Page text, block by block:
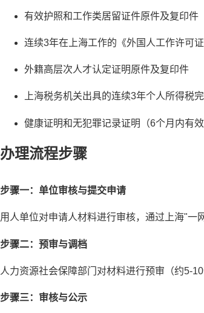
有效护照和工作类居留证件原件及复印件
连续3年在上海工作的《外国人工作许可
外籍高层次人才认定证明原件及复印件
上海税务机关出具的连续3年个人所得税
健康证明和无犯罪记录证明（6个月内有效
办理流程步骤
步骤一：单位审核与提交申请
用人单位对申请人材料进行审核，通过上海"一
步骤二：预审与调档
人力资源社会保障部门对材料进行预审（约5-
步骤三：审核与公示